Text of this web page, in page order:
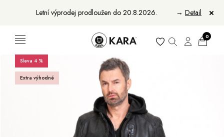
Letní výprodej prodloužen do 20.8.2026. → Detail
Ženy
Muži
Bundy, kabáty a vesty
Aktovky, tašky a batohy
Peněženky
0
Sleva 4 %
Extra výhodné